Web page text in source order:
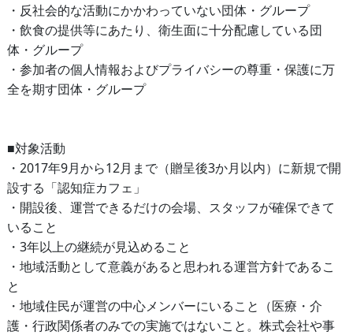
・反社会的な活動にかかわっていない団体・グループ
・飲食の提供等にあたり、衛生面に十分配慮している団
体・グループ
・参加者の個人情報およびプライバシーの尊重・保護に万
全を期す団体・グループ
■対象活動
・2017年9月から12月まで（贈呈後3か月以内）に新規で開
設する「認知症カフェ」
・開設後、運営できるだけの会場、スタッフが確保できて
いること
・3年以上の継続が見込めること
・地域活動として意義があると思われる運営方針であるこ
と
・地域住民が運営の中心メンバーにいること（医療・介
護・行政関係者のみでの実施ではないこと。株式会社や事